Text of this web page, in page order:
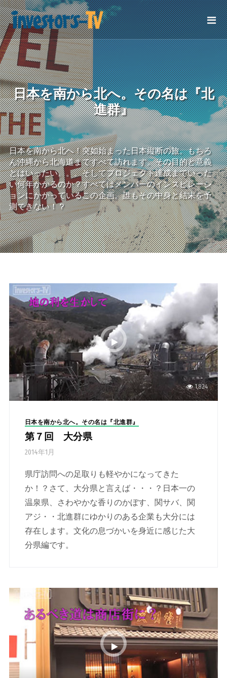
日本を南から北へ。その名は『北
進群』
日本を南から北へ！突如始まった日本縦断の旅。もちろ
ん沖縄から北海道まですべて訪れます。その目的と意義
とはいったい。。。そしてプロジェクト達成までいった
い何年かかるのか？すべてはメンバーのインスピレーシ
ョンにかかっているこの企画。誰もその中身と結末を予
測できない！？
1,824
日本を南から北へ。その名は『北進群』
第７回 大分県
2014年1月
県庁訪問への足取りも軽やかになってきた
か！？さて、大分県と言えば・・・？日本一の
温泉県、さわやかな香りのかぼす、関サバ、関
アジ・・北進群にゆかりのある企業も大分には
存在します。文化の息づかいを身近に感じた大
分県編です。